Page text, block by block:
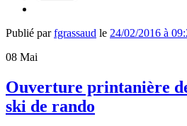
Publié parfgrassaud le 24/02/2016 à
08 Mai
Ouverture printanière
ski de rando